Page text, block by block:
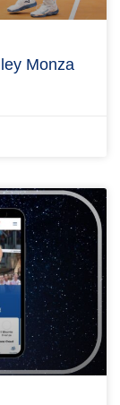
Monza